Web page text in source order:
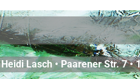
Heidi Lasch • Paarener Str. 7